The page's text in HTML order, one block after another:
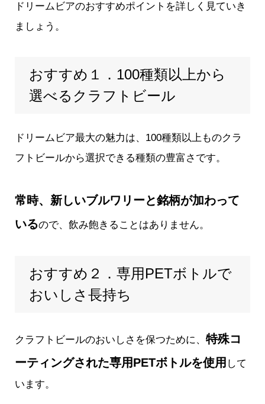
ドリームビアのおすすめポイントを詳しく見ていき
ましょう。
おすすめ１．100種類以上から
選べるクラフトビール
ドリームビア最大の魅力は、100種類以上ものクラ
フトビールから選択できる種類の豊富さです。
常時、新しいブルワリーと銘柄が加わって
いるので、飲み飽きることはありません。
おすすめ２．専用PETボトルで
おいしさ長持ち
クラフトビールのおいしさを保つために、 特殊コ
ーティングされた専用PETボトルを使用 して
います。